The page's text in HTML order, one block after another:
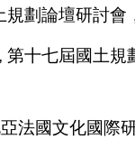
規劃論壇研討會
第十七屆國土規
法國文化國際